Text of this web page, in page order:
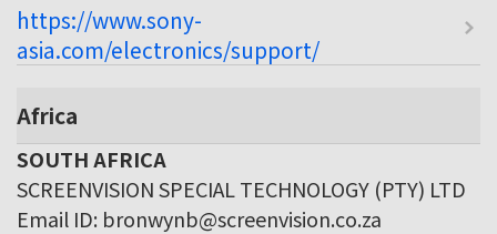
https://www.sony-
asia.com/electronics/support/
Africa
SOUTH AFRICA
SCREENVISION SPECIAL TECHNOLOGY (PTY) LTD
Email ID: bronwynb@screenvision.co.za